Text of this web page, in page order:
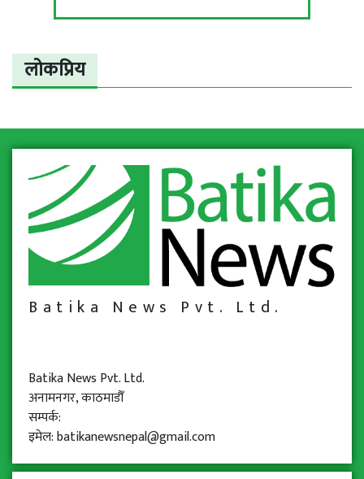
लोकप्रिय
Batika News Pvt. Ltd.
Batika News Pvt. Ltd.
अनामनगर, काठमाडौँ
सम्पर्क:
इमेल: batikanewsnepal@gmail.com